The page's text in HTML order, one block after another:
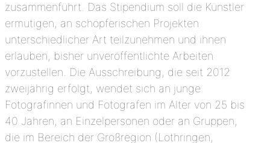
zusammenführt. Das Stipendium soll die Künstler
ermutigen, an schöpferischen Projekten
unterschiedlicher Art teilzunehmen und ihnen
erlauben, bisher unveröffentlichte Arbeiten
vorzustellen. Die Ausschreibung, die seit 2012
zweijährig erfolgt, wendet sich an junge
Fotografinnen und Fotografen im Alter von 25 bis
40 Jahren, an Einzelpersonen oder an Gruppen,
die im Bereich der Großregion (Lothringen,